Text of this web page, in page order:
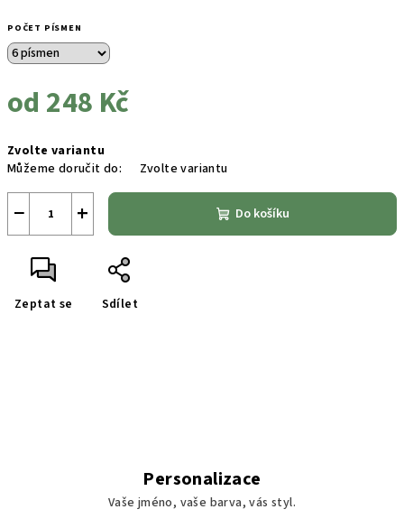
POČET PÍSMEN
od 248 Kč
cena:
Zvolte variantu
Můžeme doručit do:
Zvolte variantu
+
− Do košíku
Zeptat se Sdílet
Personalizace
Vaše jméno, vaše barva, vás styl.